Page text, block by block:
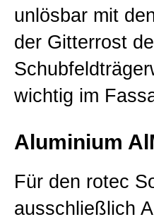
unlösbar mit
der Gitterrost
wichtig im
Aluminium
Für den rotec
ausschließlich